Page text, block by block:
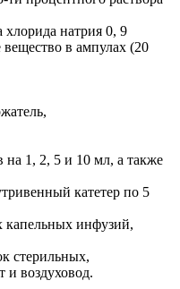
хлорида натрия 0, 9
в ампулах (20
1, 2, 5 и 10 мл, а также
катетер по 5
капельных инфузий,
стерильных,
и воздуховод.